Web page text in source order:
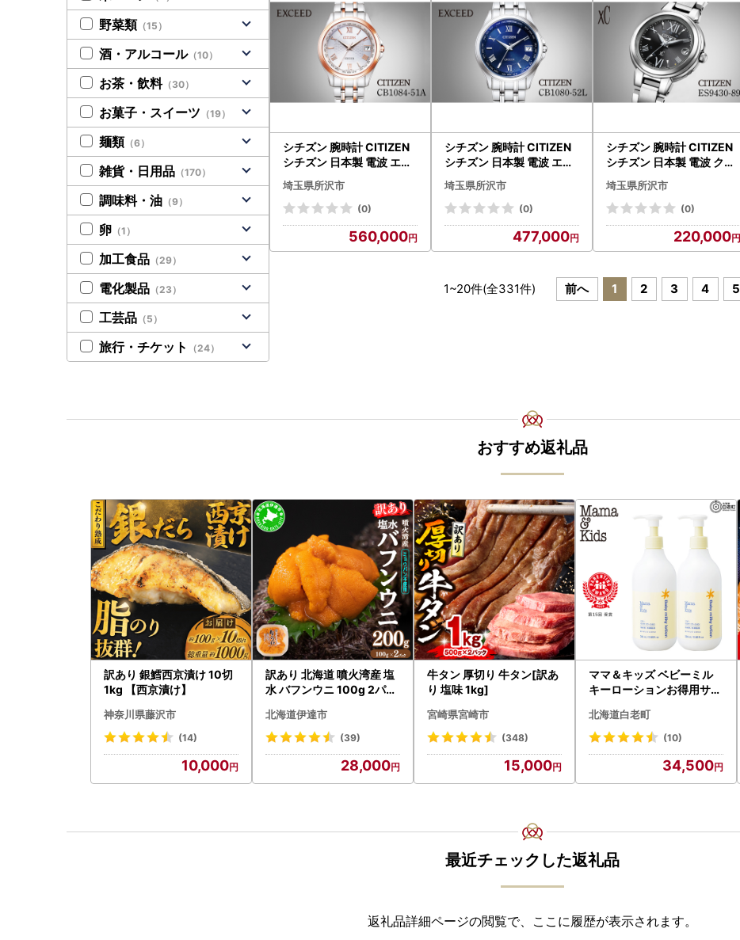
シチズン 腕時計 CITIZEN
シチズン 日本製 電波 エク
シード CB1084-51A | 所
沢 FN-Limited-PR
埼玉県所沢市
(0)
560,000
シチズン 腕時計 CITIZEN
シチズン 日本製 電波 エク
シード CB1080-52L | 所
沢 FN-Limited-PR
埼玉県所沢市
(0)
477,000
シチズン 腕時計 CITIZEN
シチズン 日本製 電波 クロ
スシー ES9430-89E | 所
沢 FN-Limited-PR
埼玉県所沢市
(0)
220,000
1~20件(全331件) 前へ 1 2 3 4 5
野菜類 （15）
酒・アルコール（10）
お茶・飲料（30）
お菓子・スイーツ （19）
麺類 （6）
雑貨・日用品 （170）
調味料・油 （9）
卵 （1）
加工食品 （29）
電化製品 （23）
工芸品 （5）
旅行・チケット （24）
おすすめ返礼品
訳あり 銀鱈西京漬け 10切
1kg 【西京漬け】
神奈川県藤沢市
(14)
10,000
訳あり 北海道 噴火湾産 塩
水 バフンウニ 100g 2パッ
付き》うに ウニ 雲丹 海鮮
海の幸 魚介類 ウニ丼 お寿
取り寄せ 山村水産 送料無
北海道伊達市
(39)
28,000
牛タン 厚切り 牛タン[訳あ
り 塩味 1kg]
宮崎県宮崎市
(348)
15,000
ママ＆キッズ ベビーミル
キーローションお得用サイ
0
北海道白老町
(10)
34,500
最近チェックした返礼品
返礼品詳細ページの閲覧で、ここに履歴が表示されます。